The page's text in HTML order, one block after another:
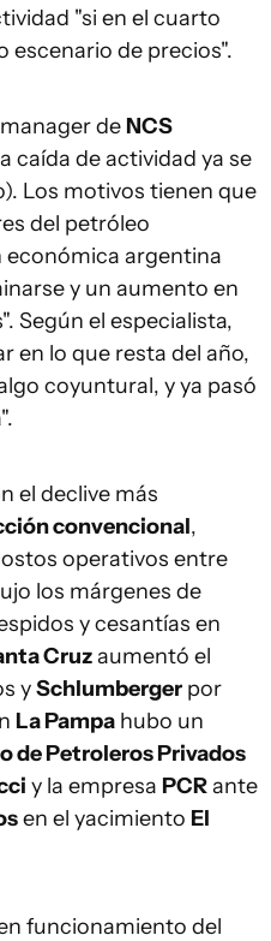
"si en el cuarto
de precios".
de NCS
caída de actividad ya se
Los motivos tienen que
del petróleo
argentina
y un aumento en
Según el especialista,
en lo que resta del año,
coyuntural, y ya pasó
el declive más
convencional,
operativos entre
los márgenes de
y cesantías en
Cruzaumentó el
ySchlumberger por
La Pampa hubo un
de Petroleros Privados
y la empresa PCRante
en el yacimiento El
funcionamiento del